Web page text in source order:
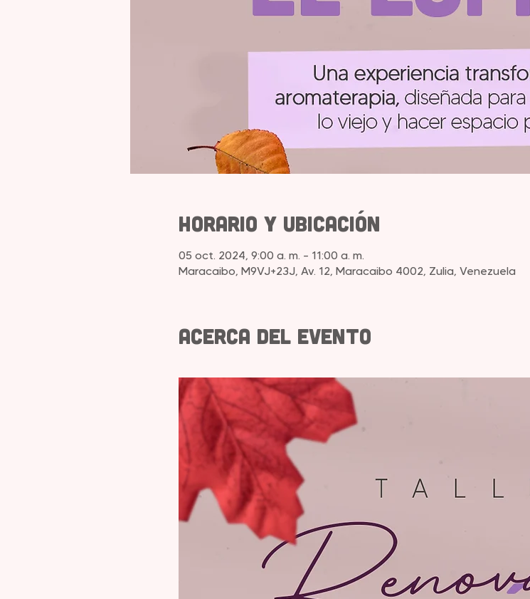
Horario y ubicación
05 oct. 2024, 9:00 a. m. – 11:00 a. m.
Maracaibo, M9VJ+23J, Av. 12, Maracaibo 4002, Zulia, Venezuela
Acerca del evento